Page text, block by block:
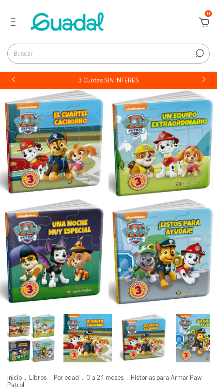
0
3 Cuotas SIN INTERÉS
Inicio . Libros . Por edad . 0 a 24 meses . Historias para Armar Paw
Patrol